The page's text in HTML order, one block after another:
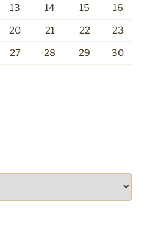
13 14 15 16
20 21 22 23
27 28 29 30